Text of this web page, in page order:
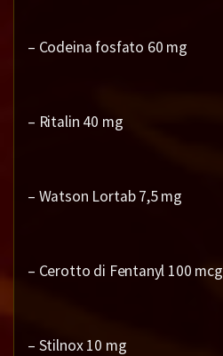
– Codeina fosfato 60 mg
– Ritalin 40 mg
– Watson Lortab 7,5 mg
– Cerotto di Fentanyl 100 mcg
– Stilnox 10 mg